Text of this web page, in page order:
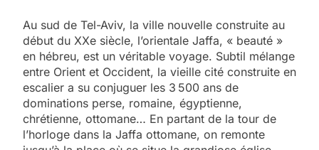
Au sud de Tel-Aviv, la ville nouvelle construite au
début du XXe siècle, l’orientale Jaffa, « beauté »
en hébreu, est un véritable voyage. Subtil mélange
entre Orient et Occident, la vieille cité construite en
escalier a su conjuguer les 3 500 ans de
dominations perse, romaine, égyptienne,
chrétienne, ottomane… En partant de la tour de
l’horloge dans la Jaffa ottomane, on remonte